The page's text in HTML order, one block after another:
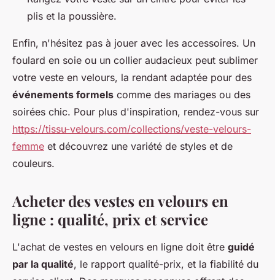
plis et la poussière.
Enfin, n'hésitez pas à jouer avec les accessoires. Un
foulard en soie ou un collier audacieux peut sublimer
votre veste en velours, la rendant adaptée pour des
événements formels comme des mariages ou des
soirées chic. Pour plus d'inspiration, rendez-vous sur
https://tissu-velours.com/collections/veste-velours-
femme et découvrez une variété de styles et de
couleurs.
Acheter des vestes en velours en
ligne : qualité, prix et service
L'achat de vestes en velours en ligne doit être guidé
par la qualité, le rapport qualité-prix, et la fiabilité du